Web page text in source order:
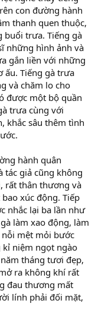
con đường hành
thanh quen thuộc,
buổi trưa. Tiếng gà
những hình ảnh và
gắn liền với những
ấu. Tiếng gà trưa
và chăm lo cho
được một bộ quần
trưa cùng với
khắc sâu thêm tình
hành quân
tác giả cũng không
rất thân thương và
xúc động. Tiếp
nhắc lại ba lần như
làm xao động, làm
mệt mỏi bước
kỉ niệm ngọt ngào
tháng tươi đẹp,
ra không khí rất
đau thương mất
lính phải đối mặt,